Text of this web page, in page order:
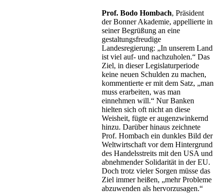
Prof. Bodo Hombach, Präsident
der Bonner Akademie, appellierte in
seiner Begrüßung an eine
gestaltungsfreudige
Landesregierung: „In unserem Land
ist viel auf- und nachzuholen.“ Das
Ziel, in dieser Legislaturperiode
keine neuen Schulden zu machen,
kommentierte er mit dem Satz, „man
muss erarbeiten, was man
einnehmen will.“ Nur Banken
hielten sich oft nicht an diese
Weisheit, fügte er augenzwinkernd
hinzu. Darüber hinaus zeichnete
Prof. Hombach ein dunkles Bild der
Weltwirtschaft vor dem Hintergrund
des Handelsstreits mit den USA und
abnehmender Solidarität in der EU.
Doch trotz vieler Sorgen müsse das
Ziel immer heißen, „mehr Probleme
abzuwenden als hervorzusagen.“